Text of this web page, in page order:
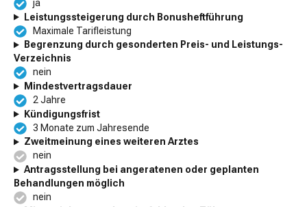
ja
Leistungssteigerung durch Bonusheftführung
Maximale Tarifleistung
Begrenzung durch gesonderten Preis- und Leistungs-
Verzeichnis
nein
Mindestvertragsdauer
2 Jahre
Kündigungsfrist
3 Monate zum Jahresende
Zweitmeinung eines weiteren Arztes
nein
Antragsstellung bei angeratenen oder geplanten
Behandlungen möglich
nein